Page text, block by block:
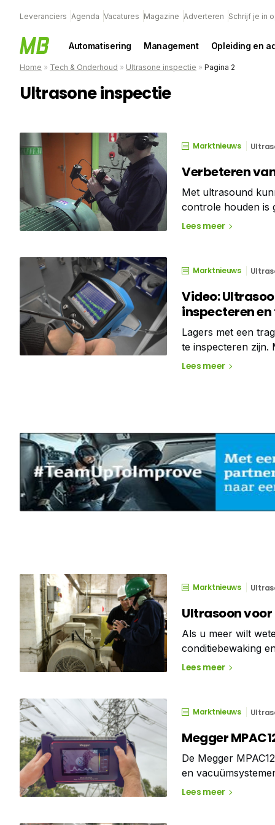
Leveranciers Agenda Vacatures Magazine Adverteren Schrijf je in
Automatisering Management Opleiding en
Home » Tech & Onderhoud » Ultrasone inspectie » Pagina 2
Ultrasone inspectie
Marktnieuws
Verbeteren
Met ultrasound
controle houden is
juiste smeermiddel
Lees meer
Marktnieuws
Video:
inspecteren
Lagers met een
te inspecteren zijn.
conditiebewaking
Lees meer
Marktnieuws
Ultrasoon
Als u meer wilt
conditiebewaking
cursussen en
Lees meer
Marktnieuws
Megger
De Megger
en
worden toegepast
Lees meer